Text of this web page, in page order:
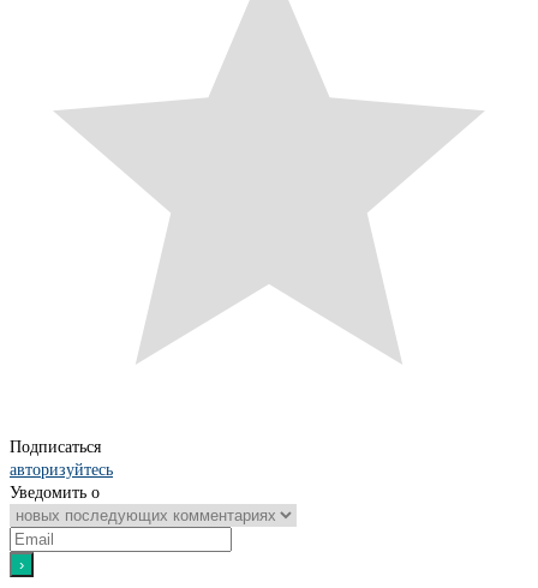
Подписаться
авторизуйтесь
Уведомить о